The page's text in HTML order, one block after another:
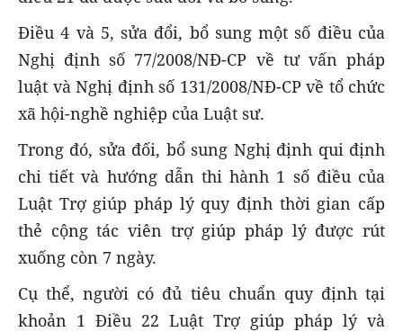
Điều 4 và 5, sửa đổi, bổ sung một số điều của
Nghị định số 77/2008/NĐ-CP về tư vấn pháp
luật và Nghị định số 131/2008/NĐ-CP về tổ chức
xã hội-nghề nghiệp của Luật sư.
Trong đó, sửa đối, bổ sung Nghị định qui định
chi tiết và hướng dẫn thi hành 1 số điều của
Luật Trợ giúp pháp lý quy định thời gian cấp
thẻ cộng tác viên trợ giúp pháp lý được rút
xuống còn 7 ngày.
Cụ thể, người có đủ tiêu chuẩn quy định tại
khoản 1 Điều 22 Luật Trợ giúp pháp lý và